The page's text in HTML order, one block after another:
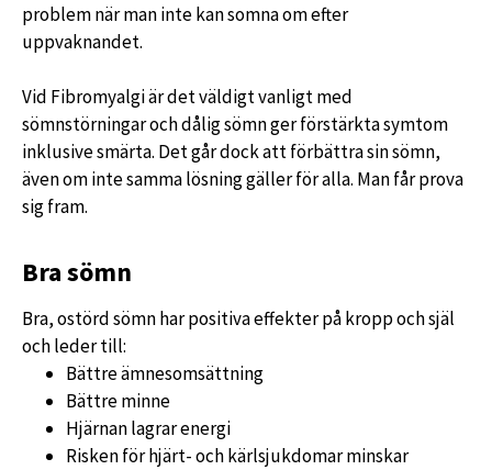
problem när man inte kan somna om efter
uppvaknandet.
Vid Fibromyalgi är det väldigt vanligt med
sömnstörningar och dålig sömn ger förstärkta symtom
inklusive smärta. Det går dock att förbättra sin sömn,
även om inte samma lösning gäller för alla. Man får prova
sig fram.
Bra sömn
Bra, ostörd sömn har positiva effekter på kropp och själ
och leder till:
Bättre ämnesomsättning
Bättre minne
Hjärnan lagrar energi
Risken för hjärt- och kärlsjukdomar minskar